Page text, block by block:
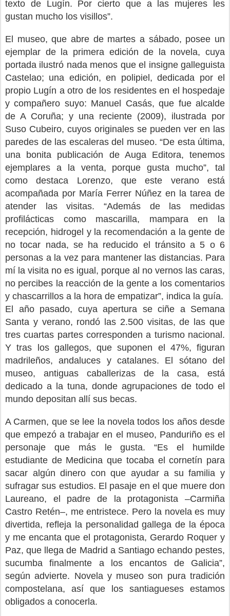
texto de Lugín. Por cierto que a las mujeres les
gustan mucho los visillos”.
El museo, que abre de martes a sábado, posee un
ejemplar de la primera edición de la novela, cuya
portada ilustró nada menos que el insigne galleguista
Castelao; una edición, en polipiel, dedicada por el
propio Lugín a otro de los residentes en el hospedaje
y compañero suyo: Manuel Casás, que fue alcalde
de A Coruña; y una reciente (2009), ilustrada por
Suso Cubeiro, cuyos originales se pueden ver en las
paredes de las escaleras del museo. “De esta última,
una bonita publicación de Auga Editora, tenemos
ejemplares a la venta, porque gusta mucho”, tal
como destaca Lorenzo, que este verano está
acompañada por María Ferrer Núñez en la tarea de
atender las visitas. “Además de las medidas
profilácticas como mascarilla, mampara en la
recepción, hidrogel y la recomendación a la gente de
no tocar nada, se ha reducido el tránsito a 5 o 6
personas a la vez para mantener las distancias. Para
mí la visita no es igual, porque al no vernos las caras,
no percibes la reacción de la gente a los comentarios
y chascarrillos a la hora de empatizar”, indica la guía.
El año pasado, cuya apertura se ciñe a Semana
Santa y verano, rondó las 2.500 visitas, de las que
tres cuartas partes corresponden a turismo nacional.
Y tras los gallegos, que suponen el 47%, figuran
madrileños, andaluces y catalanes. El sótano del
museo, antiguas caballerizas de la casa, está
dedicado a la tuna, donde agrupaciones de todo el
mundo depositan allí sus becas.
A Carmen, que se lee la novela todos los años desde
que empezó a trabajar en el museo, Panduriño es el
personaje que más le gusta. “Es el humilde
estudiante de Medicina que tocaba el cornetín para
sacar algún dinero con que ayudar a su familia y
sufragar sus estudios. El pasaje en el que muere don
Laureano, el padre de la protagonista –Carmiña
Castro Retén–, me entristece. Pero la novela es muy
divertida, refleja la personalidad gallega de la época
y me encanta que el protagonista, Gerardo Roquer y
Paz, que llega de Madrid a Santiago echando pestes,
sucumba finalmente a los encantos de Galicia”,
según advierte. Novela y museo son pura tradición
compostelana, así que los santiagueses estamos
obligados a conocerla.